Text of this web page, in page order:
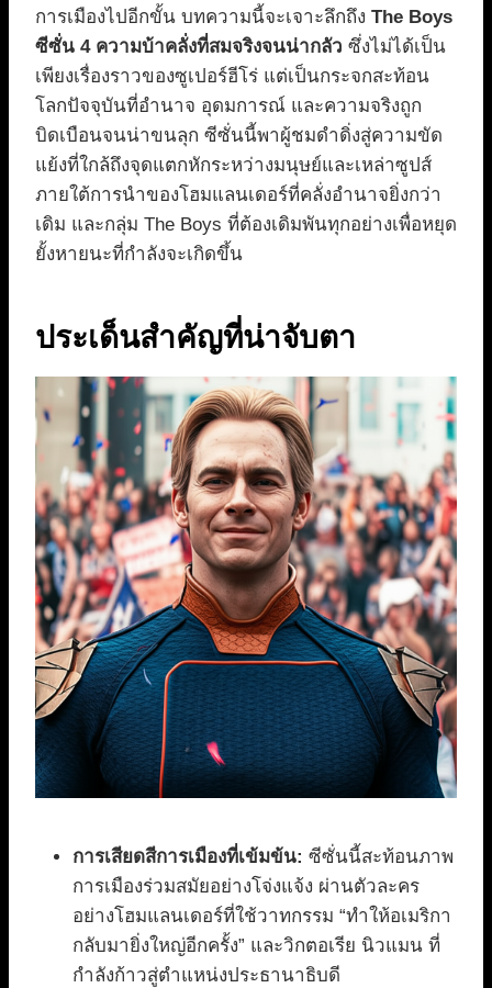
การเมืองไปอีกขั้น บทความนี้จะเจาะลึกถึง The Boys
ซีซั่น 4 ความบ้าคลั่งที่สมจริงจนน่ากลัว ซึ่งไม่ได้เป็น
เพียงเรื่องราวของซูเปอร์ฮีโร่ แต่เป็นกระจกสะท้อน
โลกปัจจุบันที่อำนาจ อุดมการณ์ และความจริงถูก
บิดเบือนจนน่าขนลุก ซีซั่นนี้พาผู้ชมดำดิ่งสู่ความขัด
แย้งที่ใกล้ถึงจุดแตกหักระหว่างมนุษย์และเหล่าซูปส์
ภายใต้การนำของโฮมแลนเดอร์ที่คลั่งอำนาจยิ่งกว่า
เดิม และกลุ่ม The Boys ที่ต้องเดิมพันทุกอย่างเพื่อหยุด
ยั้งหายนะที่กำลังจะเกิดขึ้น
ประเด็นสำคัญที่น่าจับตา
การเสียดสีการเมืองที่เข้มข้น: ซีซั่นนี้สะท้อนภาพ
การเมืองร่วมสมัยอย่างโจ่งแจ้ง ผ่านตัวละคร
อย่างโฮมแลนเดอร์ที่ใช้วาทกรรม “ทำให้อเมริกา
กลับมายิ่งใหญ่อีกครั้ง” และวิกตอเรีย นิวแมน ที่
กำลังก้าวสู่ตำแหน่งประธานาธิบดี